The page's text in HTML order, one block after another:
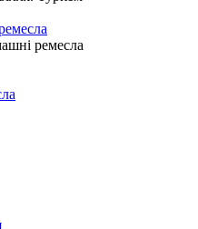
ремесла